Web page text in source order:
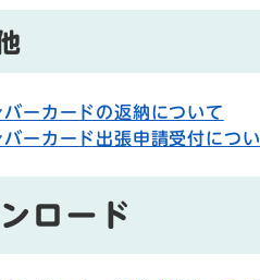
バーカードの返納について
バーカード出張申請受付につ
ロード